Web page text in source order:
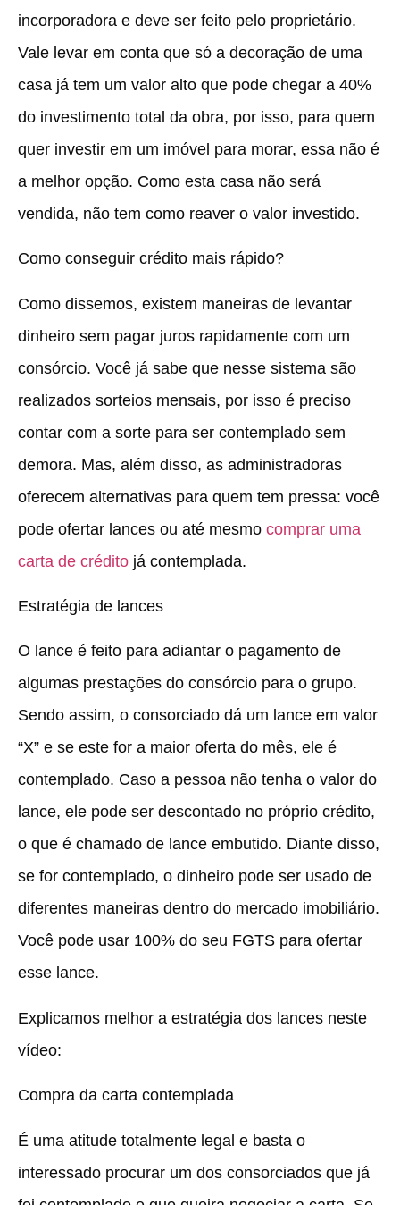
incorporadora e deve ser feito pelo proprietário.
Vale levar em conta que só a decoração de uma
casa já tem um valor alto que pode chegar a 40%
do investimento total da obra, por isso, para quem
quer investir em um imóvel para morar, essa não é
a melhor opção. Como esta casa não será
vendida, não tem como reaver o valor investido.
Como conseguir crédito mais rápido?
Como dissemos, existem maneiras de levantar
dinheiro sem pagar juros rapidamente com um
consórcio. Você já sabe que nesse sistema são
realizados sorteios mensais, por isso é preciso
contar com a sorte para ser contemplado sem
demora. Mas, além disso, as administradoras
oferecem alternativas para quem tem pressa: você
pode ofertar lances ou até mesmo comprar uma
carta de crédito já contemplada.
Estratégia de lances
O lance é feito para adiantar o pagamento de
algumas prestações do consórcio para o grupo.
Sendo assim, o consorciado dá um lance em valor
“X” e se este for a maior oferta do mês, ele é
contemplado. Caso a pessoa não tenha o valor do
lance, ele pode ser descontado no próprio crédito,
o que é chamado de lance embutido. Diante disso,
se for contemplado, o dinheiro pode ser usado de
diferentes maneiras dentro do mercado imobiliário.
Você pode usar 100% do seu FGTS para ofertar
esse lance.
Explicamos melhor a estratégia dos lances neste
vídeo:
Compra da carta contemplada
É uma atitude totalmente legal e basta o
interessado procurar um dos consorciados que já